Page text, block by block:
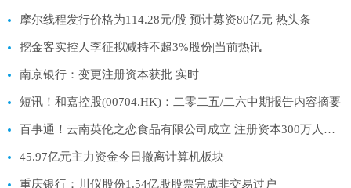
摩尔线程发行价格为114.28元/股 预计募资80亿元 热头条
挖金客实控人李征拟减持不超3%股份|当前热讯
南京银行：变更注册资本获批 实时
短讯！和嘉控股(00704.HK)：二零二五/二六中期报告内容摘要
百事通！云南英伦之恋食品有限公司成立 注册资本300万人民币
45.97亿元主力资金今日撤离计算机板块
重庆银行：川仪股份1.54亿股股票完成非交易过户